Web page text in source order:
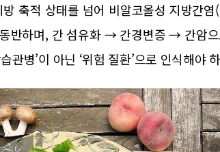
축적 상태를 넘어 비알코올성 지방간염
반하며, 간 섬유화 → 간경변증 → 간암
관병’이 아닌 ‘위험 질환’으로 인식해야